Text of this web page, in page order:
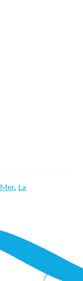
, La